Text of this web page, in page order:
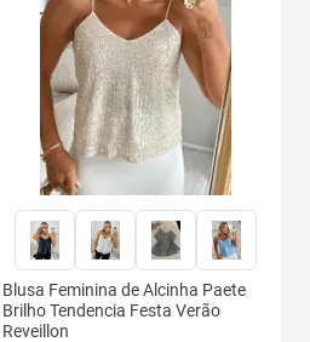
Blusa Feminina de Alcinha Paete
Brilho Tendencia Festa Verão
Reveillon